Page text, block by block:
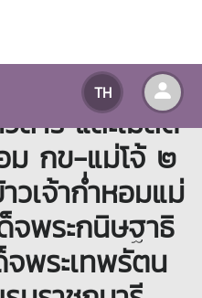
TH
ลเกล้าทูล
สาร และเมล็ด
ม กข-แม่โจ้ ๒
วเจ้าก่ำหอมแม่
จพระกนิษฐาธิ
จพระเทพรัตน